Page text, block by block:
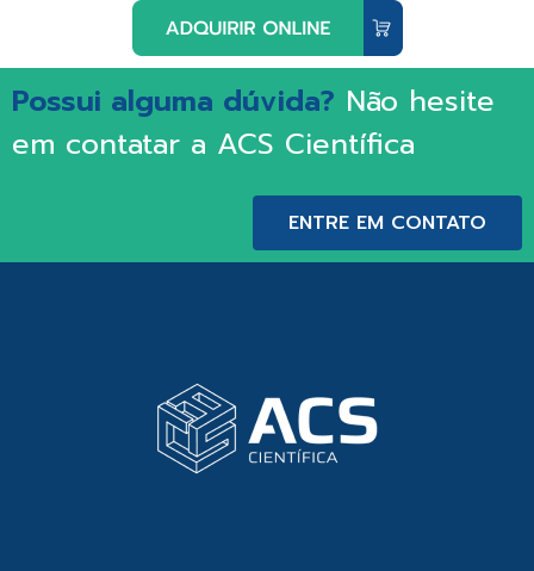
Possui alguma dúvida? Não hesite
em contatar a ACS Científica
ENTRE EM CONTATO